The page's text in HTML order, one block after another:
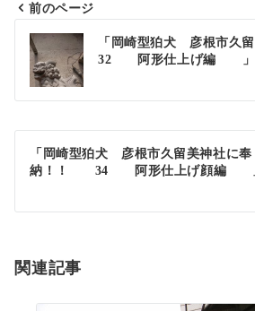
投
稿
ビ
シ
ン
前のページ
「岡崎型狛犬 彦根市久
32 阿形仕上げ編 」
「岡崎型狛犬 彦根市久留美神社に奉
納！！ 34 阿形仕上げ顔編
関連記事